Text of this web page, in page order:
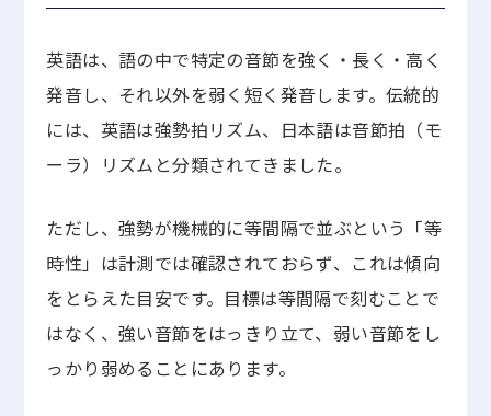
英語は、語の中で特定の音節を強く・長く・高く
発音し、それ以外を弱く短く発音します。伝統的
には、英語は強勢拍リズム、日本語は音節拍（モ
ーラ）リズムと分類されてきました。
ただし、強勢が機械的に等間隔で並ぶという「等
時性」は計測では確認されておらず、これは傾向
をとらえた目安です。目標は等間隔で刻むことで
はなく、強い音節をはっきり立て、弱い音節をし
っかり弱めることにあります。